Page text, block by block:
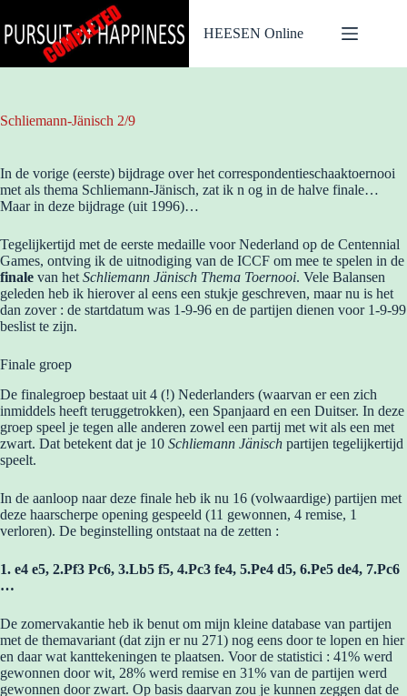
naar
de
HEESEN Online
Schliemann-Jänisch 2/9
In de vorige (eerste) bijdrage over het correspondentieschaaktoernooi
met als thema Schliemann-Jänisch, zat ik n og in de halve finale…
Maar in deze bijdrage (uit 1996)…
Tegelijkertijd met de eerste medaille voor Nederland op de Centennial
Games, ontving ik de uitnodiging van de ICCF om mee te spelen in de
finale van het Schliemann Jänisch Thema Toernooi. Vele Balansen
geleden heb ik hierover al eens een stukje geschreven, maar nu is het
dan zover : de startdatum was 1-9-96 en de partijen dienen voor 1-9-99
beslist te zijn.
Finale groep
De finalegroep bestaat uit 4 (!) Nederlanders (waarvan er een zich
inmiddels heeft teruggetrokken), een Spanjaard en een Duitser. In deze
groep speel je tegen alle anderen zowel een partij met wit als een met
zwart. Dat betekent dat je 10 Schliemann Jänisch partijen tegelijkertijd
speelt.
In de aanloop naar deze finale heb ik nu 16 (volwaardige) partijen met
deze haarscherpe opening gespeeld (11 gewonnen, 4 remise, 1
verloren). De beginstelling ontstaat na de zetten :
1. e4 e5, 2.Pf3 Pc6, 3.Lb5 f5, 4.Pc3 fe4, 5.Pe4 d5, 6.Pe5 de4, 7.Pc6
…
De zomervakantie heb ik benut om mijn kleine database van partijen
met de themavariant (dat zijn er nu 271) nog eens door te lopen en hier
en daar wat kanttekeningen te plaatsen. Voor de statistici : 41% werd
gewonnen door wit, 28% werd remise en 31% van de partijen werd
gewonnen door zwart. Op basis daarvan zou je kunnen zeggen dat de